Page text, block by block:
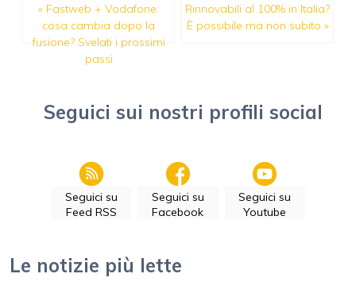
« Fastweb + Vodafone:
cosa cambia dopo la
fusione? Svelati i prossimi
passi
Rinnovabili al 100% in Italia?
È possibile ma non subito »
Seguici sui nostri profili social
Seguici su
Feed RSS
Seguici su
Facebook
Seguici su
Youtube
Le notizie più lette